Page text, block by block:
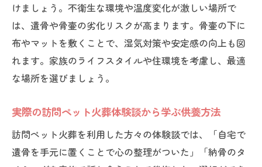
けましょう。不衛生な環境や温度変化が激しい場所で
は、遺骨や骨壷の劣化リスクが高まります。骨壷の下に
布やマットを敷くことで、湿気対策や安定感の向上も図
れます。家族のライフスタイルや住環境を考慮し、最適
な場所を選びましょう。
実際の訪問ペット火葬体験談から学ぶ供養方法
訪問ペット火葬を利用した方々の体験談では、「自宅で
遺骨を手元に置くことで心の整理がついた」「納骨のタ